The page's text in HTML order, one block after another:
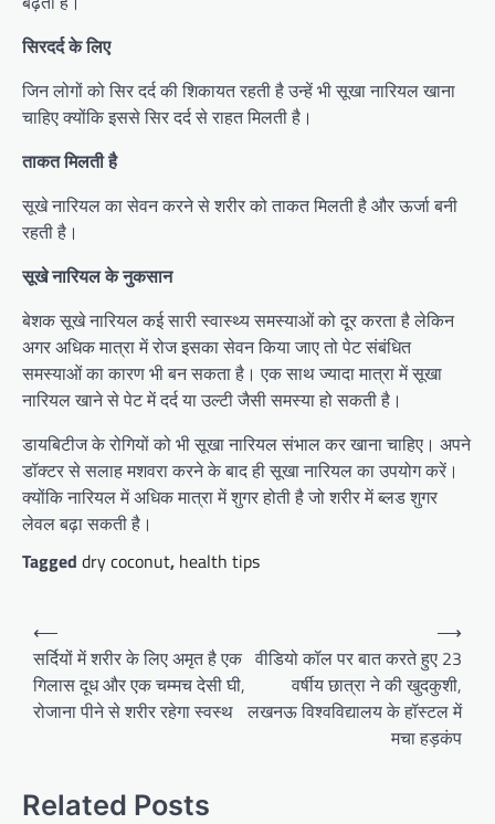
सिरदर्द के लिए
जिन लोगों को सिर दर्द की शिकायत रहती है उन्हें भी सूखा नारियल खाना
चाहिए क्योंकि इससे सिर दर्द से राहत मिलती है।
ताकत मिलती है
सूखे नारियल का सेवन करने से शरीर को ताकत मिलती है और ऊर्जा बनी
रहती है।
सूखे नारियल के नुकसान
बेशक सूखे नारियल कई सारी स्वास्थ्य समस्याओं को दूर करता है लेकिन
अगर अधिक मात्रा में रोज इसका सेवन किया जाए तो पेट संबंधित
समस्याओं का कारण भी बन सकता है। एक साथ ज्यादा मात्रा में सूखा
नारियल खाने से पेट में दर्द या उल्टी जैसी समस्या हो सकती है।
डायबिटीज के रोगियों को भी सूखा नारियल संभाल कर खाना चाहिए। अपने
डॉक्टर से सलाह मशवरा करने के बाद ही सूखा नारियल का उपयोग करें।
क्योंकि नारियल में अधिक मात्रा में शुगर होती है जो शरीर में ब्लड शुगर
लेवल बढ़ा सकती है।
Tagged dry coconut, health tips
Post
navigation
⟵
सर्दियों में शरीर के लिए अमृत है एक
गिलास दूध और एक चम्मच देसी घी,
रोजाना पीने से शरीर रहेगा स्वस्थ
वीडियो कॉल पर बात करते हुए 23
वर्षीय छात्रा ने की खुदकुशी,
लखनऊ विश्वविद्यालय के हॉस्टल में
मचा हड़कंप
⟶
Related Posts